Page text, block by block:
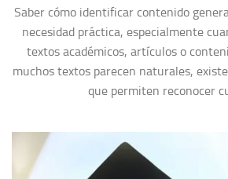
Saber cómo identificar contenido
necesidad práctica, especialmente
textos académicos, artículos o
muchos textos parecen naturales,
que permiten reconocer